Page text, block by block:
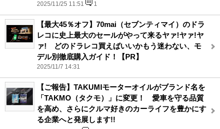
2025/11/25 11:51 1
【最大45％オフ】70mai（セブンティマイ）のドラ
レコに史上最大のセールがやって来るヤァ!ヤァ!ヤ
ァ! どのドラレコ買えばいいかもう迷わない、モ
デル別徹底購入ガイド！【PR】
2025/11/7 14:31
【ご報告】TAKUMIモーターオイルがブランド名を
「TAKMO（タクモ）」に変更！ 愛車を守る品質
を高め、さらにクルマ好きのカーライフを豊かにす
る企業へと発展します!!